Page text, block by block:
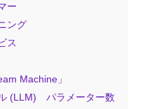
ー
ング
ス
Machine」
(LLM) パラメーター数